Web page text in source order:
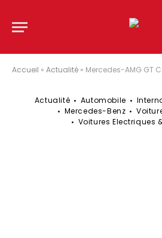
Accueil » Actualité » Mercedes-AMG GT Coupé 4 Portes : 1 169
Actualité Automobile
Mercedes-Benz
Voitures Electriques